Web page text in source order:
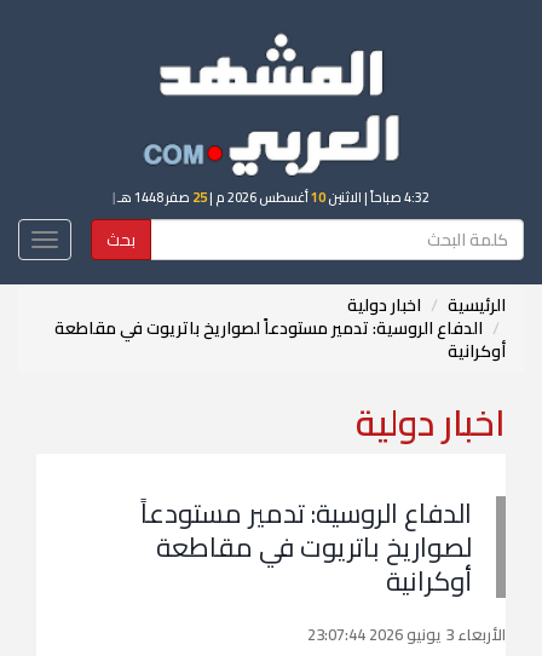
4:32 صباحاً | الاثنين10أغسطس 2026 م | 25 صفر 1448 هـ |
بحث
الرئيسية اخبار دولية
الدفاع الروسية: تدمير مستودعاً لصواريخ باتريوت في مقاطعة
أوكرانية
اخبار دولية
الدفاع الروسية: تدمير مستودعاً
لصواريخ باتريوت في مقاطعة
أوكرانية
الأربعاء 3 يونيو 2026 23:07:44